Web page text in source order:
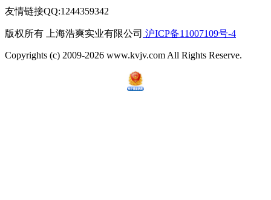
友情链接QQ:1244359342
版权所有 上海浩爽实业有限公司 沪ICP备11007109号-4
Copyrights (c) 2009-2026 www.kvjv.com All Rights Reserve.